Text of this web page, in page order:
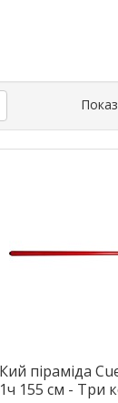
Кий піраміда
1ч 155 см - Три